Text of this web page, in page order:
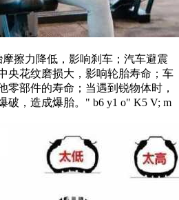
擦力降低，影响刹车；汽车避震
央花纹磨损大，影响轮胎寿命；车
零部件的寿命；当遇到锐物体时，
破，造成爆胎。 " b6 y1 o" K5 V; m